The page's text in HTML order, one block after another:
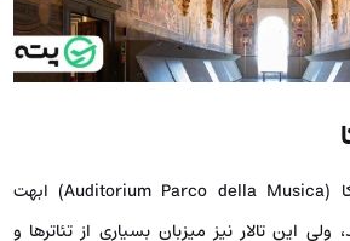
شاید تالار پارکو دلا موزیکا (Auditorium Parco della Musica) ابهت
این تالار نیز میزبان بسیاری از تئاترها و